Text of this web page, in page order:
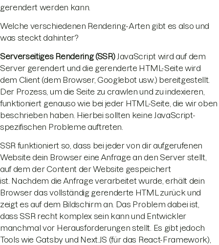
gerendert werden kann.
Welche verschiedenen Rendering-Arten gibt es also und
was steckt dahinter?
Serverseitiges Rendering (SSR)JavaScript wird auf dem
Server gerendert und die gerenderte HTML-Seite wird
dem Client (dem Browser, Googlebot usw.) bereitgestellt.
Der Prozess, um die Seite zu crawlen und zu indexieren,
funktioniert genauso wie bei jeder HTML-Seite, die wir oben
beschrieben haben. Hierbei sollten keine JavaScript-
spezifischen Probleme auftreten.
SSR funktioniert so, dass bei jeder von dir aufgerufenen
Website dein Browser eine Anfrage an den Server stellt,
auf dem der Content der Website gespeichert
ist. Nachdem die Anfrage verarbeitet wurde, erhält dein
Browser das vollständig gerenderte HTML zurück und
zeigt es auf dem Bildschirm an. Das Problem dabei ist,
dass SSR recht komplex sein kann und Entwickler
manchmal vor Herausforderungen stellt. Es gibt jedoch
Tools wie Gatsby und Next.JS (für das React-Framework),